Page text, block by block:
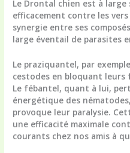
Le Drontal chien est à
efficacement contre les
synergie entre ses
large éventail de parasites
Le praziquantel, par
cestodes en bloquant
Le fébantel, quant à lui,
énergétique des
provoque leur paralysie.
une efficacité maximale
courants chez nos amis à